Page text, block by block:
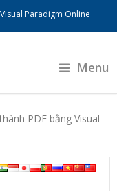
Visual Paradigm Online
Menu
PDF bằng Visual